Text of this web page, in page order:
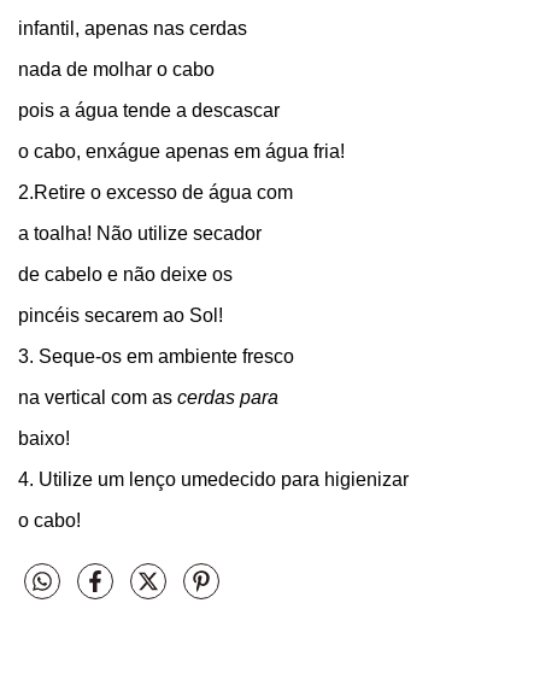
infantil, apenas nas cerdas
nada de molhar o cabo
pois a água tende a descascar
o cabo, enxágue apenas em água fria!
2.Retire o excesso de água com
a toalha! Não utilize secador
de cabelo e não deixe os
pincéis secarem ao Sol!
3. Seque-os em ambiente fresco
na vertical com as cerdas para
baixo!
4. Utilize um lenço umedecido para higienizar
o cabo!